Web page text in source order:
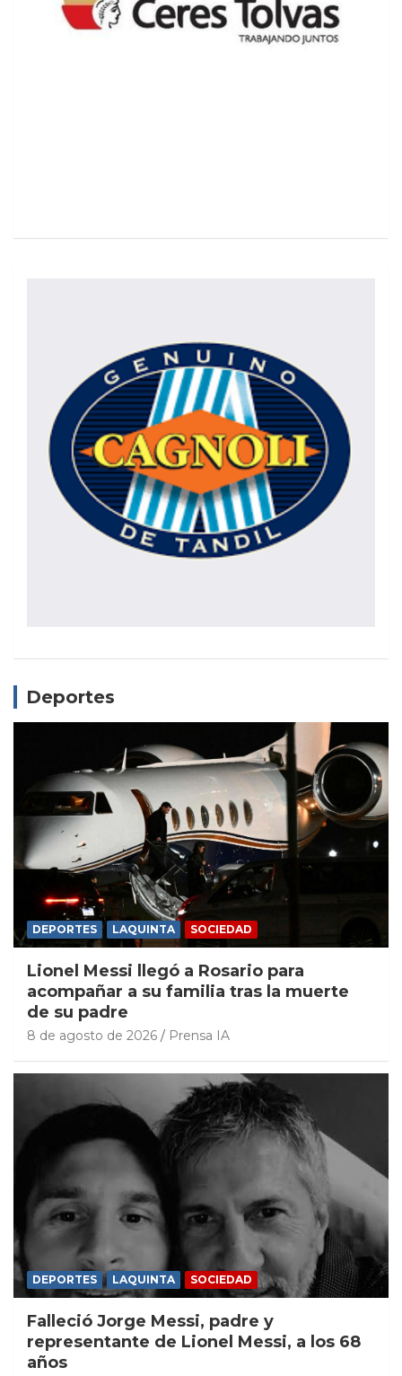
Deportes
DEPORTES LAQUINTA SOCIEDAD
Lionel Messi llegó a Rosario para
acompañar a su familia tras la muerte
de su padre
8 de agosto de 2026 Prensa IA
DEPORTES LAQUINTA SOCIEDAD
Falleció Jorge Messi, padre y
representante de Lionel Messi, a los 68
años